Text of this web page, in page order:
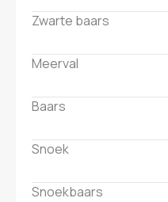
Zwarte baars
Meerval
Baars
Snoek
Snoekbaars